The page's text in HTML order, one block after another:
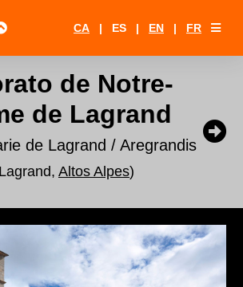
CA | ES | EN | FR
de Notre-
de Lagrand
de Lagrand / Aregrandis
Altos Alpes)